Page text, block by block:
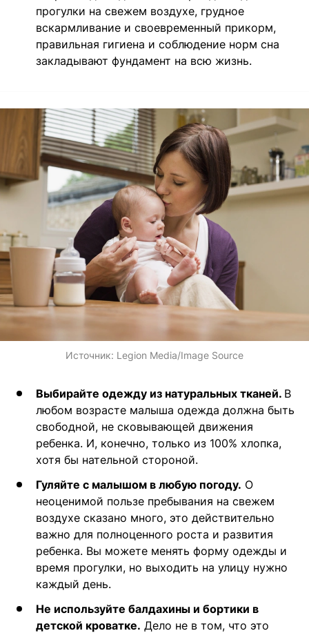
прогулки на свежем воздухе, грудное
вскармливание и своевременный прикорм,
правильная гигиена и соблюдение норм сна
закладывают фундамент на всю жизнь.
Источник: Legion Media/Image Source
Выбирайте одежду из натуральных тканей. В
любом возрасте малыша одежда должна быть
свободной, не сковывающей движения
ребенка. И, конечно, только из 100% хлопка,
хотя бы нательной стороной.
Гуляйте с малышом в любую погоду. О
неоценимой пользе пребывания на свежем
воздухе сказано много, это действительно
важно для полноценного роста и развития
ребенка. Вы можете менять форму одежды и
время прогулки, но выходить на улицу нужно
каждый день.
Не используйте балдахины и бортики в
детской кроватке. Дело не в том, что это